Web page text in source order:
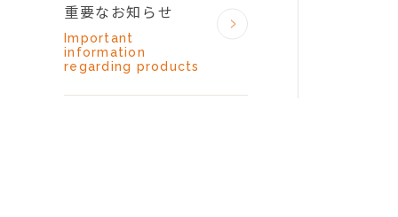
重要なお知らせ
Important
information
regarding products